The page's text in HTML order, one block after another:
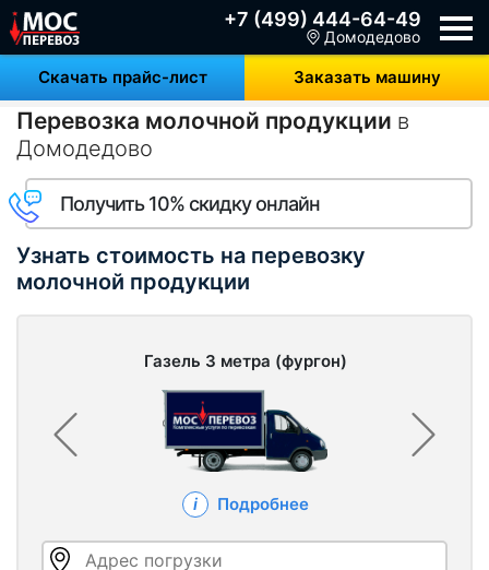
+7 (499) 444-64-49
Скачать прайс-лист Заказать машину
Домодедово
Перевозка молочной продукции в
Домодедово
Получить 10% скидку онлайн
Узнать стоимость на перевозку
молочной продукции
Газель 3 метра (фургон)
Подробнее
Адрес погрузки